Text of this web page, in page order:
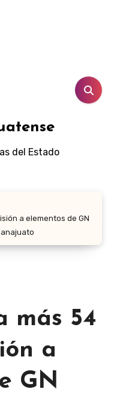
del Estado
a elementos de GN
más 54
a
GN